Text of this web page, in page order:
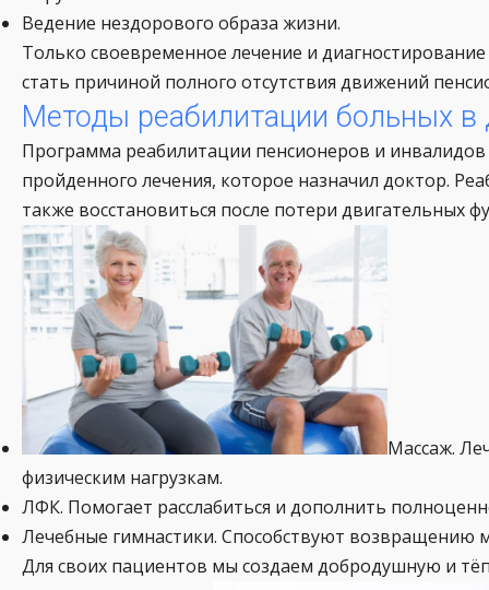
Ведение нездорового образа жизни.
Только своевременное лечение и
стать причиной полного отсутствия движений
Методы реабилитации больных в
Программа реабилитации пенсионеров и
пройденного лечения, которое назначил доктор.
также восстановиться после потери двигательных
Массаж.
физическим нагрузкам.
ЛФК. Помогает расслабиться и дополнить
Лечебные гимнастики. Способствуют возвращению
Для своих пациентов мы создаем добродушную и